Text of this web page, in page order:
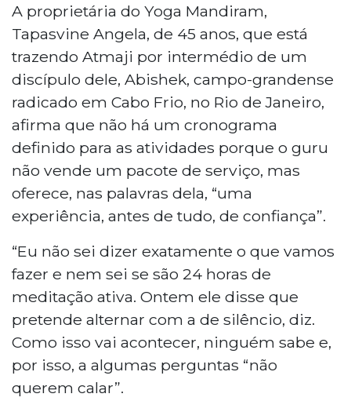
A proprietária do Yoga Mandiram,
Tapasvine Angela, de 45 anos, que está
trazendo Atmaji por intermédio de um
discípulo dele, Abishek, campo-grandense
radicado em Cabo Frio, no Rio de Janeiro,
afirma que não há um cronograma
definido para as atividades porque o guru
não vende um pacote de serviço, mas
oferece, nas palavras dela, “uma
experiência, antes de tudo, de confiança”.
“Eu não sei dizer exatamente o que vamos
fazer e nem sei se são 24 horas de
meditação ativa. Ontem ele disse que
pretende alternar com a de silêncio, diz.
Como isso vai acontecer, ninguém sabe e,
por isso, a algumas perguntas “não
querem calar”.